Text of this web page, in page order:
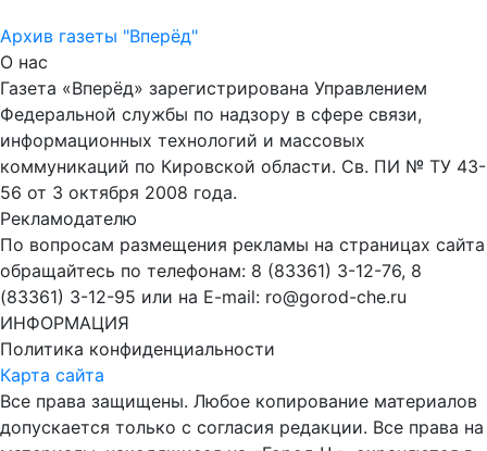
Архив газеты "Вперёд"
О нас
Газета «Вперёд» зарегистрирована Управлением
Федеральной службы по надзору в сфере связи,
информационных технологий и массовых
коммуникаций по Кировской области. Св. ПИ № ТУ 43-
56 от 3 октября 2008 года.
Рекламодателю
По вопросам размещения рекламы на страницах сайта
обращайтесь по телефонам: 8 (83361) 3-12-76, 8
(83361) 3-12-95 или на E-mail: ro@gorod-che.ru
ИНФОРМАЦИЯ
Политика конфиденциальности
Карта сайта
Все права защищены. Любое копирование материалов
допускается только с согласия редакции. Все права на